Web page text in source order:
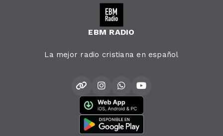
EBM RADIO
La mejor radio cristiana en español